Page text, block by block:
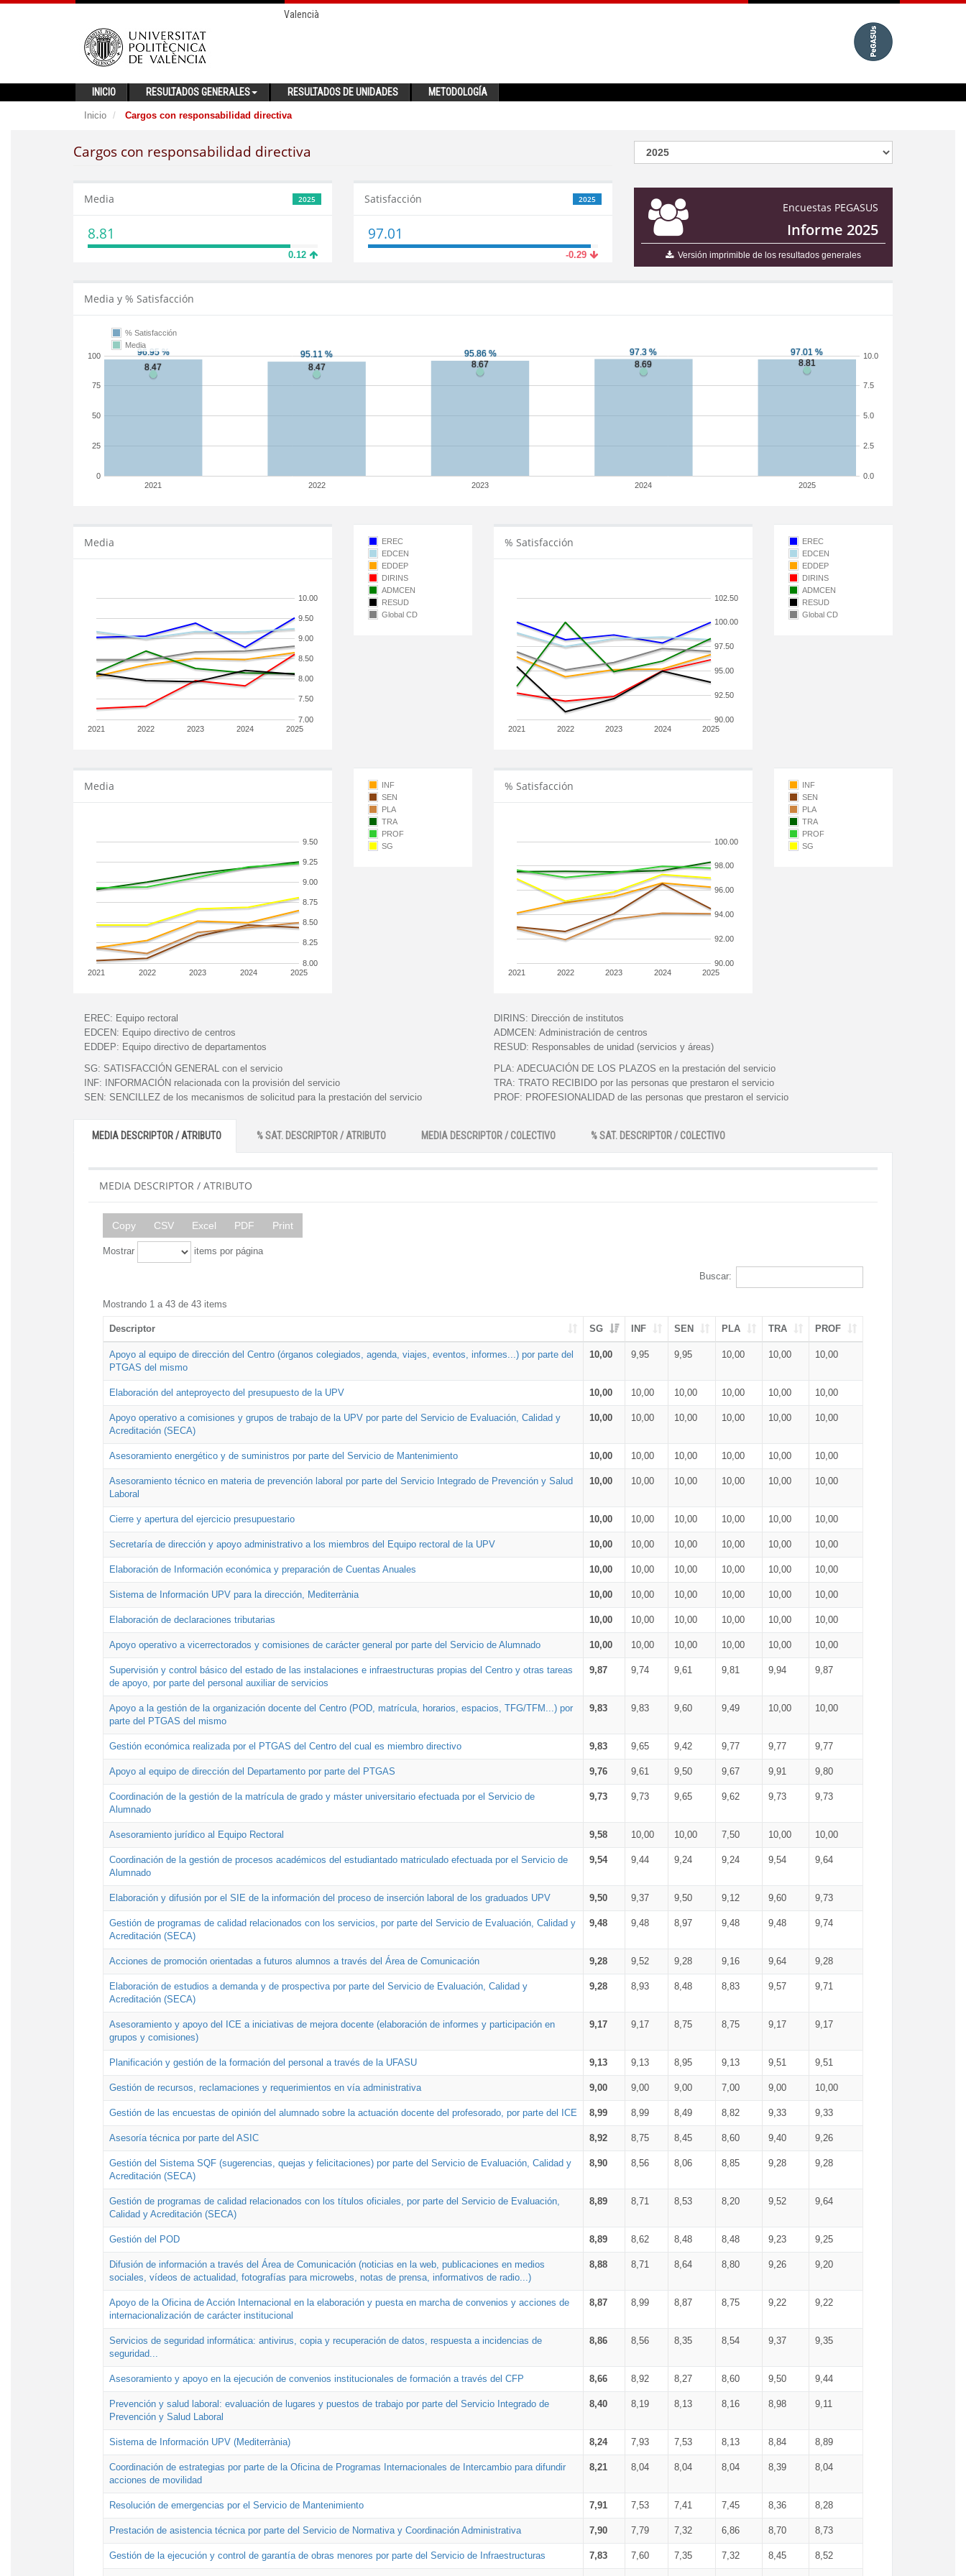
Valencià
INICIO RESULTADOS GENERALES RESULTADOS DE UNIDADES METODOLOGÍA
Inicio Cargos con responsabilidad directiva
Cargos con responsabilidad directiva
Encuestas PEGASUS
Informe 2025
Versión imprimible de los resultados generales
2025
Media
8.81
0.12
2025
Satisfacción
97.01
-0.29
Media y % Satisfacción
2021 2022 2023 2024 2025
0
25
50
75
100
0.0
2.5
5.0
7.5
10.0
% Satisfacción
Media
Media
2021 2022 2023 2024 2025
7.00
7.50
8.00
8.50
9.00
9.50
10.00
EREC
EDCEN
EDDEP
DIRINS
ADMCEN
RESUD
Global CD
% Satisfacción
2021 2022 2023 2024 2025
90.00
92.50
95.00
97.50
100.00
102.50
EREC
EDCEN
EDDEP
DIRINS
ADMCEN
RESUD
Global CD
Media
2021 2022 2023 2024 2025
8.00
8.25
8.50
8.75
9.00
9.25
9.50
INF
SEN
PLA
TRA
PROF
SG
% Satisfacción
2021 2022 2023 2024 2025
90.00
92.00
94.00
96.00
98.00
100.00
INF
SEN
PLA
TRA
PROF
SG
EREC: Equipo rectoral
EDCEN: Equipo directivo de centros
EDDEP: Equipo directivo de departamentos
DIRINS: Dirección de institutos
ADMCEN: Administración de centros
RESUD: Responsables de unidad (servicios y áreas)
SG: SATISFACCIÓN GENERAL con el servicio
INF:
INFORMACIÓN relacionada con la provisión del servicio
SEN: SENCILLEZ de los mecanismos de solicitud para la prestación del servicio
PLA: ADECUACIÓN DE LOS PLAZOS en la prestación del servicio
TRA: TRATO RECIBIDO por las personas que prestaron el servicio
PROF: PROFESIONALIDAD de las personas que prestaron el servicio
MEDIA DESCRIPTOR / ATRIBUTO % SAT. DESCRIPTOR / ATRIBUTO MEDIA DESCRIPTOR / COLECTIVO % SAT. DESCRIPTOR / COLECTIVO
MEDIA DESCRIPTOR / ATRIBUTO
Copy CSV Excel PDF Print
Mostrar items por página
Buscar:
Mostrando 1 a 43 de 43 items
Descriptor SG INF SEN PLA TRA PROF
Apoyo al equipo de dirección del Centro (órganos colegiados, agenda, viajes, eventos, informes...) por parte del
PTGAS del mismo
10,00 9,95 9,95 10,00 10,00 10,00
Elaboración del anteproyecto del presupuesto de la UPV 10,00 10,00 10,00 10,00 10,00 10,00
Apoyo operativo a comisiones y grupos de trabajo de la UPV por parte del Servicio de Evaluación, Calidad y
Acreditación (SECA)
10,00 10,00 10,00 10,00 10,00 10,00
Asesoramiento energético y de suministros por parte del Servicio de Mantenimiento 10,00 10,00 10,00 10,00 10,00 10,00
Asesoramiento técnico en materia de prevención laboral por parte del Servicio Integrado de Prevención y Salud
Laboral
10,00 10,00 10,00 10,00 10,00 10,00
Cierre y apertura del ejercicio presupuestario 10,00 10,00 10,00 10,00 10,00 10,00
Secretaría de dirección y apoyo administrativo a los miembros del Equipo rectoral de la UPV 10,00 10,00 10,00 10,00 10,00 10,00
Elaboración de Información económica y preparación de Cuentas Anuales 10,00 10,00 10,00 10,00 10,00 10,00
Sistema de Información UPV para la dirección, Mediterrània 10,00 10,00 10,00 10,00 10,00 10,00
Elaboración de declaraciones tributarias 10,00 10,00 10,00 10,00 10,00 10,00
Apoyo operativo a vicerrectorados y comisiones de carácter general por parte del Servicio de Alumnado 10,00 10,00 10,00 10,00 10,00 10,00
Supervisión y control básico del estado de las instalaciones e infraestructuras propias del Centro y otras tareas
de apoyo, por parte del personal auxiliar de servicios
9,87 9,74 9,61 9,81 9,94 9,87
Apoyo a la gestión de la organización docente del Centro (POD, matrícula, horarios, espacios, TFG/TFM...) por
parte del PTGAS del mismo
9,83 9,83 9,60 9,49 10,00 10,00
Gestión económica realizada por el PTGAS del Centro del cual es miembro directivo 9,83 9,65 9,42 9,77 9,77 9,77
Apoyo al equipo de dirección del Departamento por parte del PTGAS 9,76 9,61 9,50 9,67 9,91 9,80
Coordinación de la gestión de la matrícula de grado y máster universitario efectuada por el Servicio de
Alumnado
9,73 9,73 9,65 9,62 9,73 9,73
Asesoramiento jurídico al Equipo Rectoral 9,58 10,00 10,00 7,50 10,00 10,00
Coordinación de la gestión de procesos académicos del estudiantado matriculado efectuada por el Servicio de
Alumnado
9,54 9,44 9,24 9,24 9,54 9,64
Elaboración y difusión por el SIE de la información del proceso de inserción laboral de los graduados UPV 9,50 9,37 9,50 9,12 9,60 9,73
Gestión de programas de calidad relacionados con los servicios, por parte del Servicio de Evaluación, Calidad y
Acreditación (SECA)
9,48 9,48 8,97 9,48 9,48 9,74
Acciones de promoción orientadas a futuros alumnos a través del Área de Comunicación 9,28 9,52 9,28 9,16 9,64 9,28
Elaboración de estudios a demanda y de prospectiva por parte del Servicio de Evaluación, Calidad y
Acreditación (SECA)
9,28 8,93 8,48 8,83 9,57 9,71
Asesoramiento y apoyo del ICE a iniciativas de mejora docente (elaboración de informes y participación en
grupos y comisiones)
9,17 9,17 8,75 8,75 9,17 9,17
Planificación y gestión de la formación del personal a través de la UFASU 9,13 9,13 8,95 9,13 9,51 9,51
Gestión de recursos, reclamaciones y requerimientos en vía administrativa 9,00 9,00 9,00 7,00 9,00 10,00
Gestión de las encuestas de opinión del alumnado sobre la actuación docente del profesorado, por parte del ICE 8,99 8,99 8,49 8,82 9,33 9,33
Asesoría técnica por parte del ASIC 8,92 8,75 8,45 8,60 9,40 9,26
Gestión del Sistema SQF (sugerencias, quejas y felicitaciones) por parte del Servicio de Evaluación, Calidad y
Acreditación (SECA)
8,90 8,56 8,06 8,85 9,28 9,28
Gestión de programas de calidad relacionados con los títulos oficiales, por parte del Servicio de Evaluación,
Calidad y Acreditación (SECA)
8,89 8,71 8,53 8,20 9,52 9,64
Gestión del POD 8,89 8,62 8,48 8,48 9,23 9,25
Difusión de información a través del Área de Comunicación (noticias en la web, publicaciones en medios
sociales, vídeos de actualidad, fotografías para microwebs, notas de prensa, informativos de radio...)
8,88 8,71 8,64 8,80 9,26 9,20
Apoyo de la Oficina de Acción Internacional en la elaboración y puesta en marcha de convenios y acciones de
internacionalización de carácter institucional
8,87 8,99 8,87 8,75 9,22 9,22
Servicios de seguridad informática: antivirus, copia y recuperación de datos, respuesta a incidencias de
seguridad...
8,86 8,56 8,35 8,54 9,37 9,35
Asesoramiento y apoyo en la ejecución de convenios institucionales de formación a través del CFP 8,66 8,92 8,27 8,60 9,50 9,44
Prevención y salud laboral: evaluación de lugares y puestos de trabajo por parte del Servicio Integrado de
Prevención y Salud Laboral
8,40 8,19 8,13 8,16 8,98 9,11
Sistema de Información UPV (Mediterrània) 8,24 7,93 7,53 8,13 8,84 8,89
Coordinación de estrategias por parte de la Oficina de Programas Internacionales de Intercambio para difundir
acciones de movilidad
8,21 8,04 8,04 8,04 8,39 8,04
Resolución de emergencias por el Servicio de Mantenimiento 7,91 7,53 7,41 7,45 8,36 8,28
Prestación de asistencia técnica por parte del Servicio de Normativa y Coordinación Administrativa 7,90 7,79 7,32 6,86 8,70 8,73
Gestión de la ejecución y control de garantía de obras menores por parte del Servicio de Infraestructuras 7,83 7,60 7,35 7,32 8,45 8,52